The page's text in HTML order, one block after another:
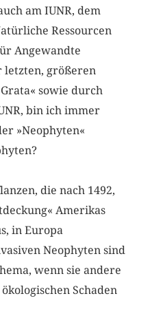
am IUNR, dem
Ressourcen
Angewandte
letzten, größeren
sowie durch
bin ich immer
»Neophyten«
die nach 1492,
Amerikas
in Europa
Neophyten sind
wenn sie andere
Schaden